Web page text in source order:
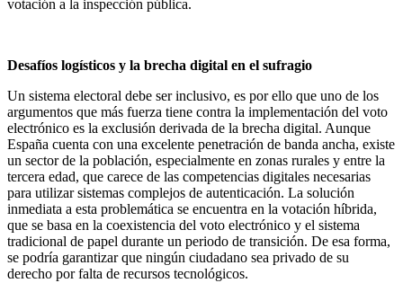
votación a la inspección pública.
Desafíos logísticos y la brecha digital en el sufragio
Un sistema electoral debe ser inclusivo, es por ello que uno de los
argumentos que más fuerza tiene contra la implementación del voto
electrónico es la exclusión derivada de la brecha digital. Aunque
España cuenta con una excelente penetración de banda ancha, existe
un sector de la población, especialmente en zonas rurales y entre la
tercera edad, que carece de las competencias digitales necesarias
para utilizar sistemas complejos de autenticación. La solución
inmediata a esta problemática se encuentra en la votación híbrida,
que se basa en la coexistencia del voto electrónico y el sistema
tradicional de papel durante un periodo de transición. De esa forma,
se podría garantizar que ningún ciudadano sea privado de su
derecho por falta de recursos tecnológicos.